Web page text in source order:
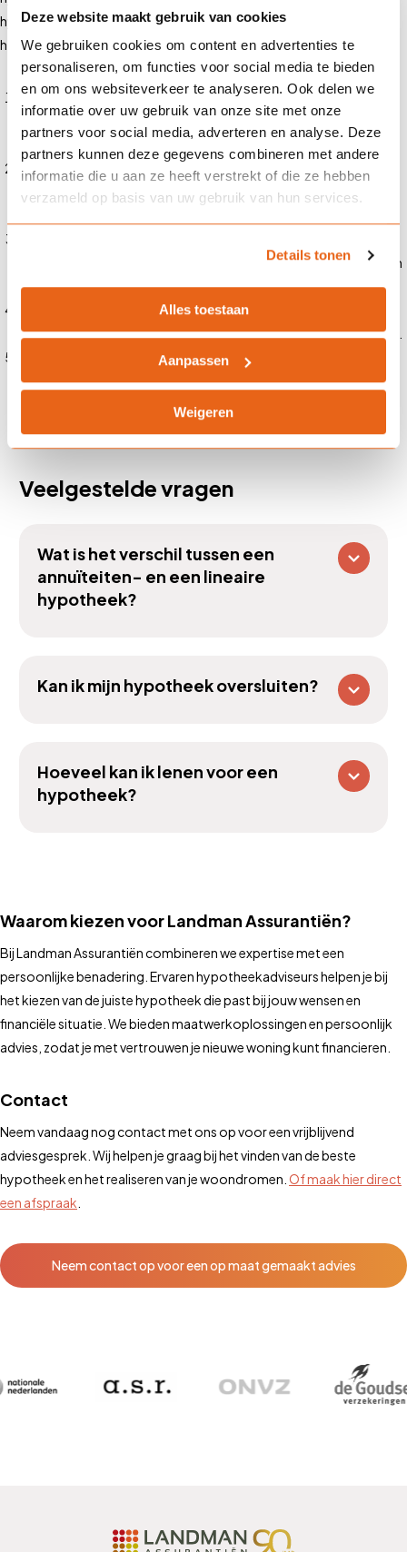
Deze website maakt gebruik van cookies
We gebruiken cookies om content en advertenties te
personaliseren, om functies voor social media te bieden
en om ons websiteverkeer te analyseren. Ook delen we
informatie over uw gebruik van onze site met onze
partners voor social media, adverteren en analyse. Deze
partners kunnen deze gegevens combineren met andere
informatie die u aan ze heeft verstrekt of die ze hebben
verzameld op basis van uw gebruik van hun services.
Details tonen
Alles toestaan
Aanpassen
Weigeren
hypotheekadviseurs om je de beste ondersteuning te bieden. Hier is
hoe we je kunnen ondersteunen:
Persoonlijk advies: onze hypotheekadviseurs nemen de tijd om
je financiële situatie en wensen te begrijpen. We helpen je bij het
kiezen van een hypotheek die past bij jouw behoeften.
Vergelijking van hypotheken
: we vergelijken verschillende
hypotheekaanbieders om de beste rente en voorwaarden te
proces van hypotheekaanvraag tot en met de ondertekening van
de akte bij de notaris.
: als je al een hypotheek hebt, kunnen we je
helpen om deze te herfinancieren tegen gunstigere voorwaarden.
: we bieden ondersteuning na het afsluiten van de
hypotheek, bijvoorbeeld bij wijzigingen in je financiële situatie of
Veelgestelde vragen
Wat is het verschil tussen een
annuïteiten- en een lineaire
hypotheek?
Kan ik mijn hypotheek oversluiten?
Hoeveel kan ik lenen voor een
hypotheek?
Waarom kiezen voor Landman Assurantiën?
Bij Landman Assurantiën combineren we expertise met een
persoonlijke benadering. Ervaren hypotheekadviseurs helpen je bij
het kiezen van de juiste hypotheek die past bij jouw wensen en
financiële situatie. We bieden maatwerkoplossingen en persoonlijk
advies, zodat je met vertrouwen je nieuwe woning kunt financieren.
Contact
Neem vandaag nog contact met ons op voor een vrijblijvend
adviesgesprek. Wij helpen je graag bij het vinden van de beste
hypotheek en het realiseren van je woondromen. Of maak hier direct
een afspraak
Neem contact op voor een op maat gemaakt advies